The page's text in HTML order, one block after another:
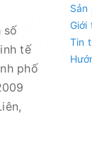
số
tế
phố
Sản
Giới
Tin